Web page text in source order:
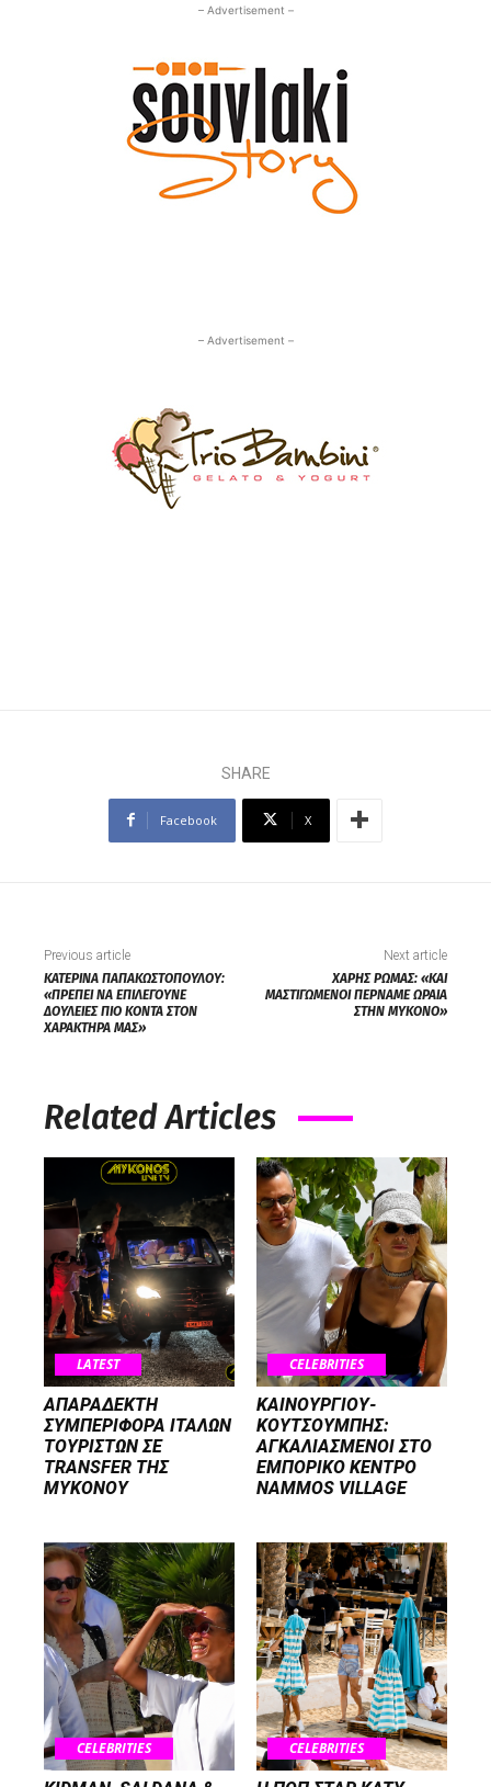
– Advertisement –
– Advertisement –
SHARE
Facebook X
Previous article
ΚΑΤΕΡΙΝΑ ΠΑΠΑΚΩΣΤΟΠΟΥΛΟΥ:
«ΠΡΕΠΕΙ ΝΑ ΕΠΙΛΕΓΟΥΝΕ
ΔΟΥΛΕΙΕΣ ΠΙΟ ΚΟΝΤΑ ΣΤΟΝ
ΧΑΡΑΚΤΗΡΑ ΜΑΣ»
Next article
ΧΑΡΗΣ ΡΩΜΑΣ: «ΚΑΙ
ΜΑΣΤΙΓΩΜΕΝΟΙ ΠΕΡΝΑΜΕ ΩΡΑΙΑ
ΣΤΗΝ ΜΥΚΟΝΟ»
Related Articles
LATEST
ΑΠΑΡΑΔΕΚΤΗ
ΣΥΜΠΕΡΙΦΟΡΑ ΙΤΑΛΩΝ
ΤΟΥΡΙΣΤΩΝ ΣΕ
TRANSFER ΤΗΣ
ΜΥΚΟΝΟΥ
CELEBRITIES
ΚΑΙΝΟΥΡΓΙΟΥ-
ΚΟΥΤΣΟΥΜΠΗΣ:
ΑΓΚΑΛΙΑΣΜΕΝΟΙ ΣΤΟ
ΕΜΠΟΡΙΚΟ ΚΕΝΤΡΟ
NAMMOS VILLAGE
CELEBRITIES CELEBRITIES